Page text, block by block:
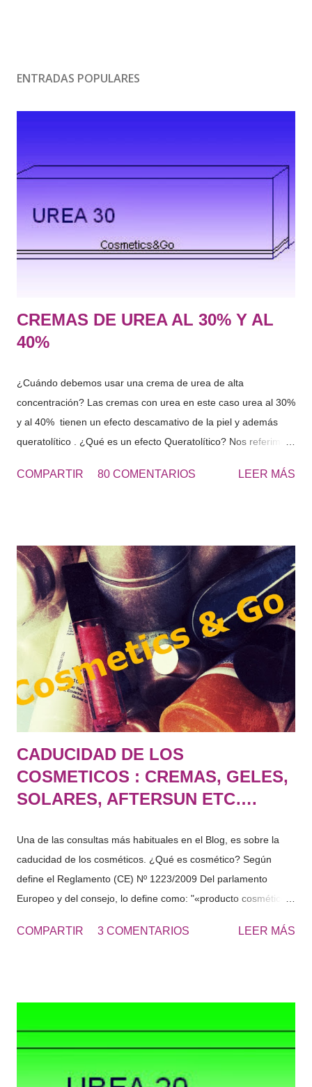
ENTRADAS POPULARES
CREMAS DE UREA AL 30% Y AL
40%
¿Cuándo debemos usar una crema de urea de alta
concentración? Las cremas con urea en este caso urea al 30%
y al 40% tienen un efecto descamativo de la piel y además
queratolítico . ¿Qué es un efecto Queratolítico? Nos referimos
forma eliminamos las células muertas o la piel seca que se
tacto es una piel dura. “El roce de los zapatos, favorece la
aparición de durezas, como consecuencia aparece dolor en
los pies, aplícate la UREA 30 para eliminar estas durezas“ El
uso de este tipo de cremas, continuamente hará que nuestros
pies estén perfectos, suaves y poderlos lucir con sandalias
perfectamente en verano. Una vez tengas los pies suaves ,
continúa con el tratamiento aplicando una crema de URE...
COMPARTIR 80 COMENTARIOS LEER MÁS
CADUCIDAD DE LOS
COSMETICOS : CREMAS, GELES,
SOLARES, AFTERSUN ETC….
Una de las consultas más habituales en el Blog, es sobre la
caducidad de los cosméticos. ¿Qué es cosmético? Según
define el Reglamento (CE) Nº 1223/2009 Del parlamento
Europeo y del consejo, lo define como: "«producto cosmético»:
con las partes superficiales del cuerpo humano (epidermis,
los olores corporales." De lo que más usamos normalmente:
tónico, hidratante corporal, espuma de afeitar, antiarrugas,
COMPARTIR 3 COMENTARIOS LEER MÁS